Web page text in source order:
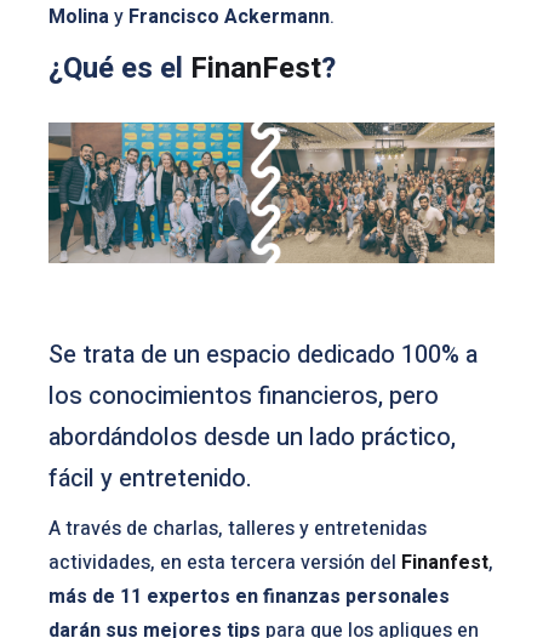
Molinay Francisco Ackermann.
¿Qué es el FinanFest?
Se trata de un espacio dedicado 100% a
los conocimientos financieros, pero
abordándolos desde un lado práctico,
fácil y entretenido.
A través de charlas, talleres y entretenidas
actividades, en esta tercera versión del Finanfest,
más de 11 expertos en finanzas personales
darán sus mejores tips para que los apliques en